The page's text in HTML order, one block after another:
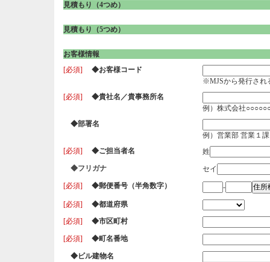
見積もり（4つめ）
見積もり（5つめ）
お客様情報
[必須]
◆お客様コード
※MJSから発行され
[必須]
◆貴社名／貴事務所名
例）株式会社
◆部署名
例）営業部 営業１課
[必須]
◆ご担当者名
姓
◆フリガナ
セイ
[必須]
◆郵便番号（半角数字） -
[必須]
◆都道府県
[必須]
◆市区町村
[必須] ◆町名番地
◆ビル建物名